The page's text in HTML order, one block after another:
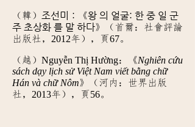
（韓） 조선미： 《왕 의 얼굴: 한 중 일 군
주 초상화 를 말 하다》（首爾：社會評論
出版社， 2012年），頁67。
（越） Nguyễn Thị Hường：《Nghiên cứu
sách dạy lịch sử Việt Nam viết bằng chữ
Hán và chữ Nôm》（河内：世界出版
社， 2013年），頁56。